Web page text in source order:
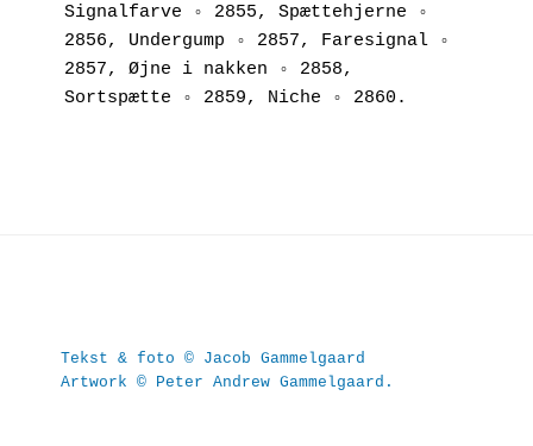
Signalfarve ◦ 2855, Spættehjerne ◦
2856, Undergump ◦ 2857, Faresignal ◦
2857, Øjne i nakken ◦ 2858,
Sortspætte ◦ 2859, Niche ◦ 2860.
Tekst & foto © Jacob Gammelgaard
Artwork © Peter Andrew Gammelgaard.